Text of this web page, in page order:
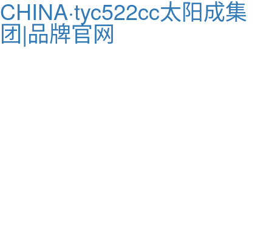
CHINA·tyc522cc太阳成集
团|品牌官网